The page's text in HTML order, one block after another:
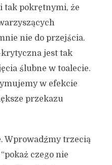
tak pokrętnymi, że
nie do przejścia.
jest tak
ślubne w toalecie.
w efekcie
przekazu
Wprowadźmy trzecią
czego nie